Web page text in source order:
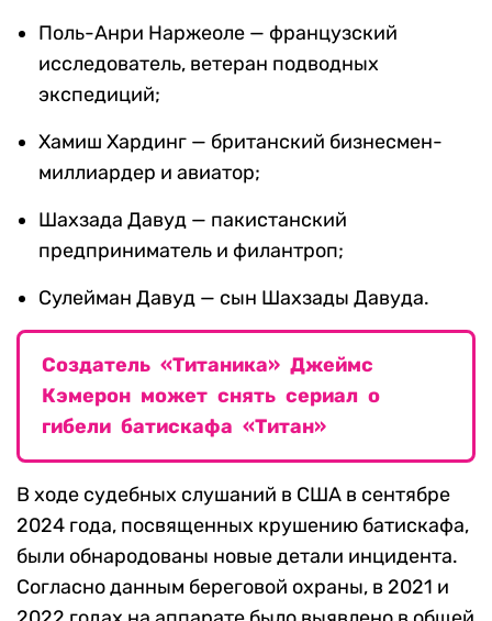
Поль-Анри Наржеоле — французский
исследователь, ветеран подводных
экспедиций;
Хамиш Хардинг — британский бизнесмен-
миллиардер и авиатор;
Шахзада Давуд — пакистанский
предприниматель и филантроп;
Сулейман Давуд — сын Шахзады Давуда.
Создатель «Титаника» Джеймс
Кэмерон может снять сериал о
гибели батискафа «Титан»
В ходе судебных слушаний в США в сентябре
2024 года, посвященных крушению батискафа,
были обнародованы новые детали инцидента.
Согласно данным береговой охраны, в 2021 и